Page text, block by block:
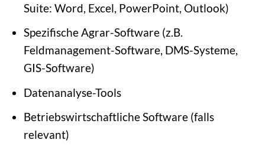
Suite: Word, Excel, PowerPoint, Outlook)
Spezifische Agrar-Software (z.B.
Feldmanagement-Software, DMS-Systeme,
GIS-Software)
Datenanalyse-Tools
Betriebswirtschaftliche Software (falls
relevant)